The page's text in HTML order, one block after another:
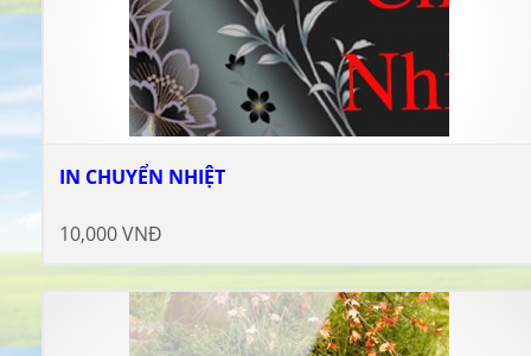
IN CHUYỂN NHIỆT
10,000 VNĐ